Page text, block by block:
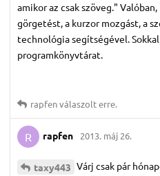
amikor az csak szöveg."
görgetést, a kurzor mozgást, a
technológia segítségével.
programkönyvtárat.
rapfenválaszolt erre.
R rapfen 2013. máj 26.
taxy443 Várj csak pár